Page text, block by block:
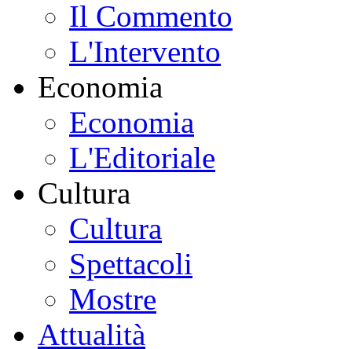
Il Commento
L'Intervento
Economia
Economia
L'Editoriale
Cultura
Cultura
Spettacoli
Mostre
Attualità